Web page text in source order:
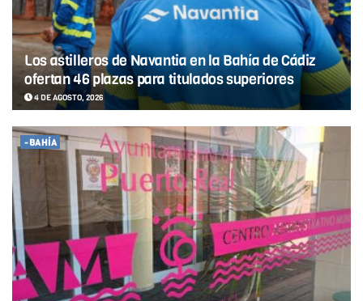
Los astilleros de Navantia en la Bahía de Cádiz
ofertan 46 plazas para titulados superiores
4 DE AGOSTO, 2026
-BAHÍA